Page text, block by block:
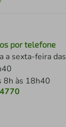
por telefone
a sexta-feira das
8h às 18h40